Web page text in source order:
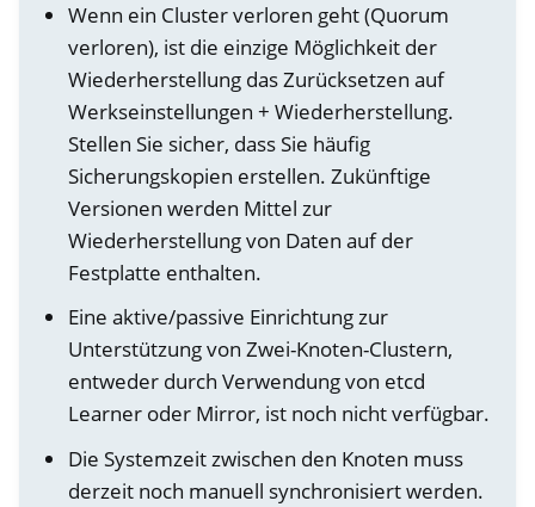
Wenn ein Cluster verloren geht (Quorum
verloren), ist die einzige Möglichkeit der
Wiederherstellung das Zurücksetzen auf
Werkseinstellungen + Wiederherstellung.
Stellen Sie sicher, dass Sie häufig
Sicherungskopien erstellen. Zukünftige
Versionen werden Mittel zur
Wiederherstellung von Daten auf der
Festplatte enthalten.
Eine aktive/passive Einrichtung zur
Unterstützung von Zwei-Knoten-Clustern,
entweder durch Verwendung von etcd
Learner oder Mirror, ist noch nicht verfügbar.
Die Systemzeit zwischen den Knoten muss
derzeit noch manuell synchronisiert werden.